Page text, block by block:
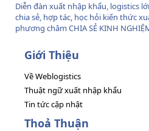
Diễn đàn xuất nhập khẩu, logistics
chia sẻ, hợp tác, học hỏi kiến thức
phương châm CHIA SẺ KINH
Giới Thiệu
Về Weblogistics
Thuật ngữ xuất nhập khẩu
Tin tức cập nhật
Thoả Thuận